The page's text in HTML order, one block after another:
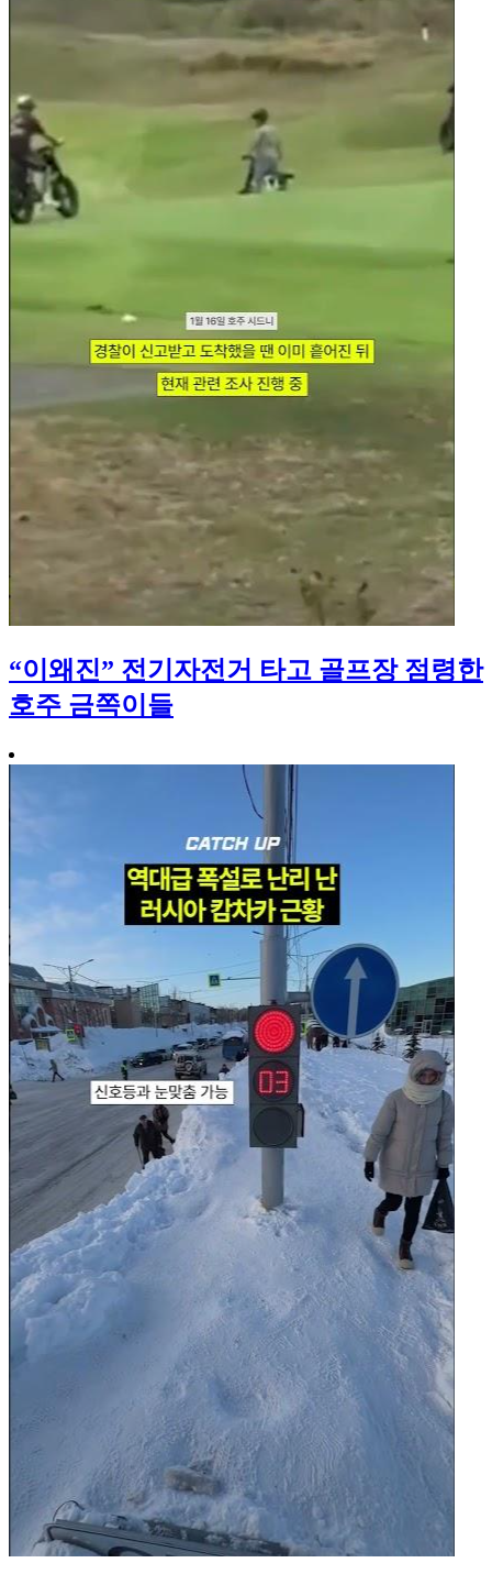
“이왜진” 전기자전거 타고 골프장 점령한
호주 금쪽이들